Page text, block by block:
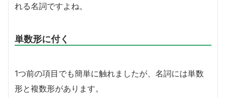
れる名詞ですよね。
単数形に付く
1つ前の項目でも簡単に触れましたが、名詞には単数
形と複数形があります。